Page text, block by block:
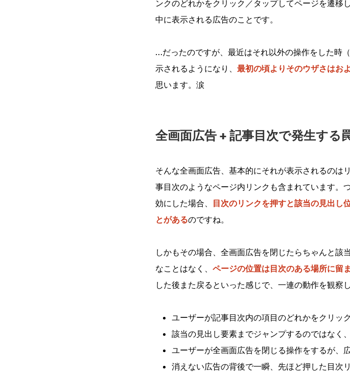
ンクのどれかをクリック／タップしてページを遷移
中に表示される広告のことです。
…だったのですが、最近はそれ以外の操作をした時
示されるようになり、 最初の頃よりそのウザさはお
思います。涙
全画面広告 + 記事目次で発生する
そんな全画面広告、基本的にそれが表示されるのは
事目次のようなページ内リンクも含まれています。
効にした場合、 目次のリンクを押すと該当の見出し
とがあるのですね。
しかもその場合、全画面広告を閉じたらちゃんと該
なことはなく、 ページの位置は目次のある場所に留
した後また戻るといった感じで、一連の動作を観察
ユーザーが記事目次内の項目のどれかをクリッ
該当の見出し要素までジャンプするのではなく
ユーザーが全画面広告を閉じる操作をするが、
消えない広告の背後で一瞬、先ほど押した目次